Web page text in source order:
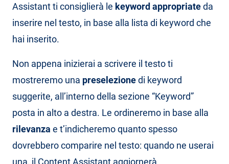
Assistant ti consiglierà le keyword appropriateda
inserire nel testo, in base alla lista di keyword che
hai inserito.
Non appena inizierai a scrivere il testo ti
mostreremo una preselezionedi keyword
suggerite, all’interno della sezione “Keyword”
posta in alto a destra. Le ordineremo in base alla
rilevanza e t’indicheremo quanto spesso
dovrebbero comparire nel testo: quando ne userai
una, il Content Assistant aggiornerà